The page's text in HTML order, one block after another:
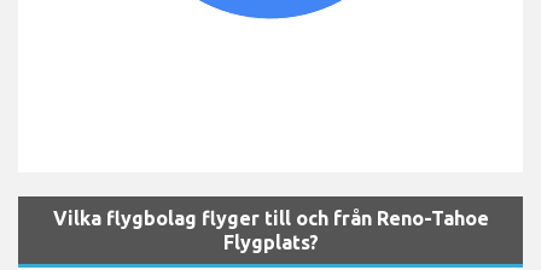
Vilka flygbolag flyger till och från Reno-Tahoe
Flygplats?